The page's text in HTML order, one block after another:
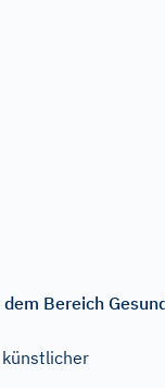
Bereich
künstlicher